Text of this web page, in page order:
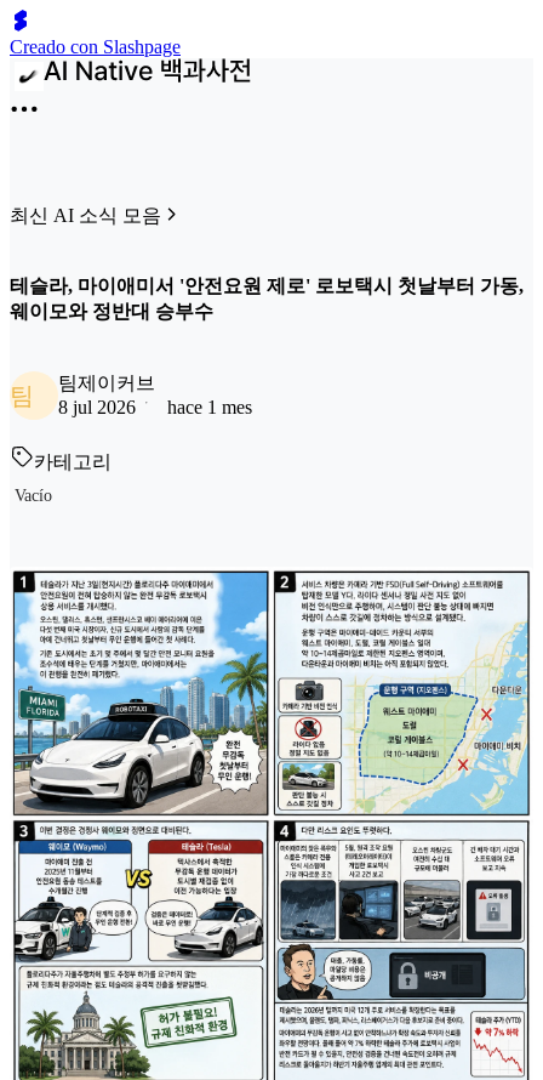
Creado con Slashpage
최신 AI 소식 모음
테슬라, 마이애미서 '안전요원 제로' 로보택시 첫날부터 가동,
웨이모와 정반대 승부수
팀
팀제이커브
8 jul 2026
hace 1 mes
카테고리
Vacío